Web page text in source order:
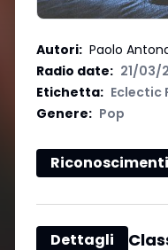
Autori: Paolo
Radio date: 21/03/
Etichetta: Eclectic
Genere: Pop
Riconoscimenti
Dettagli